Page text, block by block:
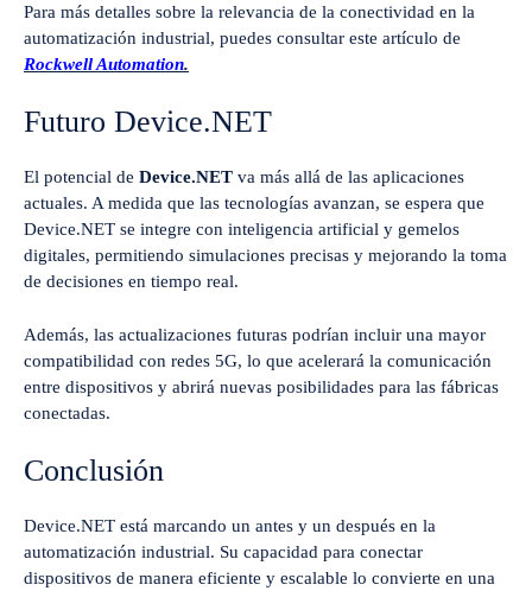
Para más detalles sobre la relevancia de la conectividad en la
automatización industrial, puedes consultar este artículo de
Rockwell Automation.
Futuro Device.NET
El potencial de Device.NET va más allá de las aplicaciones
actuales. A medida que las tecnologías avanzan, se espera que
Device.NET se integre con inteligencia artificial y gemelos
digitales, permitiendo simulaciones precisas y mejorando la toma
de decisiones en tiempo real.
Además, las actualizaciones futuras podrían incluir una mayor
compatibilidad con redes 5G, lo que acelerará la comunicación
entre dispositivos y abrirá nuevas posibilidades para las fábricas
conectadas.
Conclusión
Device.NET está marcando un antes y un después en la
automatización industrial. Su capacidad para conectar
dispositivos de manera eficiente y escalable lo convierte en una